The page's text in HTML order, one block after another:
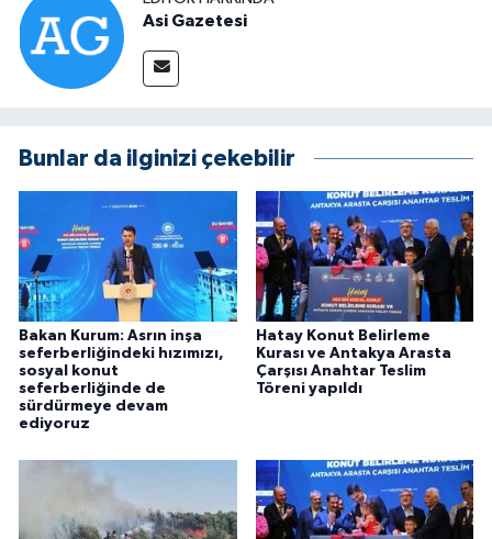
Asi Gazetesi
Bunlar da ilginizi çekebilir
Bakan Kurum: Asrın inşa
seferberliğindeki hızımızı,
sosyal konut
seferberliğinde de
sürdürmeye devam
ediyoruz
Hatay Konut Belirleme
Kurası ve Antakya Arasta
Çarşısı Anahtar Teslim
Töreni yapıldı